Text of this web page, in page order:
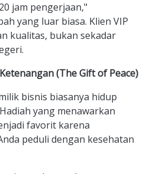
jam pengerjaan,"
yang luar biasa. Klien VIP
kualitas, bukan sekadar
(The Gift of Peace)
bisnis biasanya hidup
yang menawarkan
favorit karena
peduli dengan kesehatan